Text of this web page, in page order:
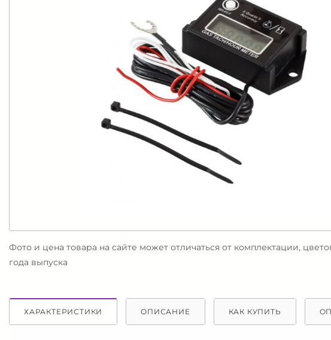
Фото и цена товара на сайте может отличаться от комплектации,
года выпуска
ХАРАКТЕРИСТИКИ ОПИСАНИЕ КАК КУПИТЬ